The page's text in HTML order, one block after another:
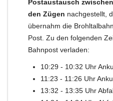
Postaustausch
den Zügen nachgestellt,
übernahm die
Post. Zu den folgenden
Bahnpost verladen:
10:29 - 10:32 Uhr
11:23 - 11:26 Uhr
13:32 - 13:35 Uhr